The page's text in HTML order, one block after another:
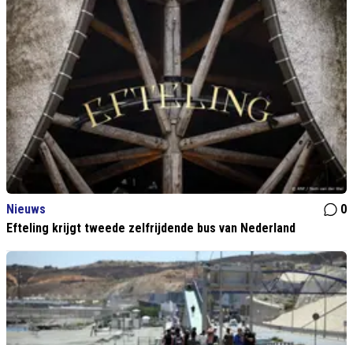
Nieuws
0
Efteling krijgt tweede zelfrijdende bus van Nederland